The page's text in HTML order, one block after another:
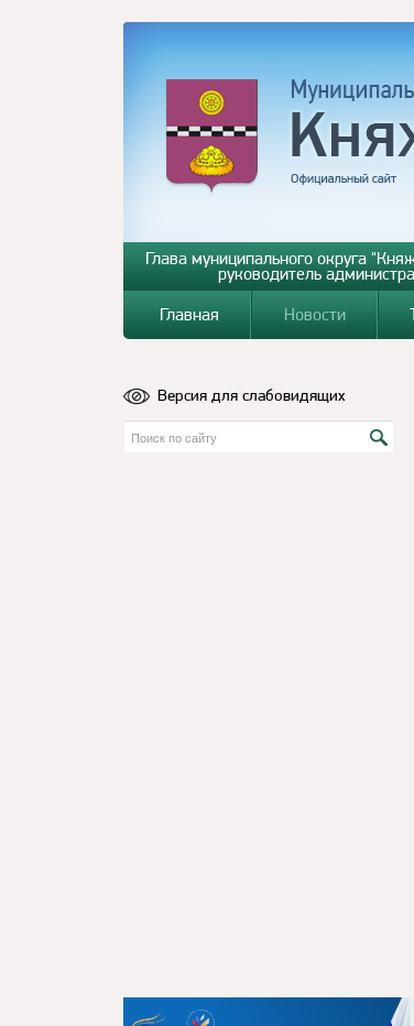
Глава муниципального округа
руководитель
Главная Новости
Версия для слабовидящих